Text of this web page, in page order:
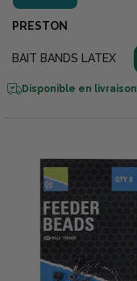
PRESTON
BAIT BANDS LATEX
Disponible en livraison